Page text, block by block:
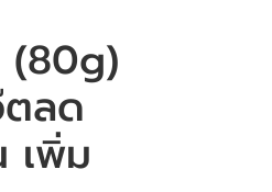
(80g)
ลด
เพิ่ม